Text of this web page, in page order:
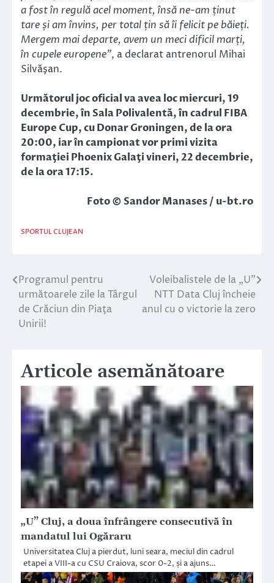
a fost în regulă acel moment, însă ne-am ținut
tare și am învins, per total țin să îi felicit pe băieți.
Mergem mai departe, avem un meci dificil marți,
în cupele europene”, a declarat antrenorul Mihai
Silvăşan.
Următorul joc oficial va avea loc miercuri, 19
decembrie, în Sala Polivalentă, în cadrul FIBA
Europe Cup, cu Donar Groningen, de la ora
20:00, iar în campionat vor primi vizita
formaţiei Phoenix Galaţi vineri, 22 decembrie,
de la ora 17:15.
Foto © Sandor Manases / u-bt.ro
SPORTUL CLUJEAN
Navigare
în
articole
Programul pentru
următoarele zile la Târgul
de Crăciun din Piaţa
Unirii!
Voleibalistele de la „U”
NTT Data Cluj încheie
anul cu o victorie la zero
Articole asemănătoare
„U” Cluj, a doua înfrângere consecutivă în
mandatul lui Ogăraru
Universitatea Cluj a pierdut, luni seara, meciul din cadrul
etapei a VIII-a cu CSU Craiova, scor 0-2, și a ajuns…